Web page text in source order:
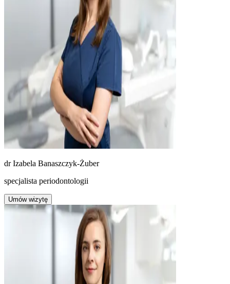
dr Izabela Banaszczyk-Żuber
specjalista periodontologii
Umów wizytę